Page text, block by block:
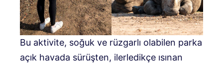
Bu aktivite, soğuk ve rüzgarlı olabilen parka
açık havada sürüşten, ilerledikçe ısınan